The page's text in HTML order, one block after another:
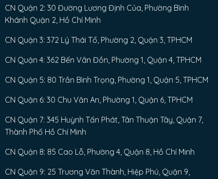
CN Quận 2: 30 Đường Lương Định Của, Phường Bình
Khánh Quận 2, Hồ Chí Minh
CN Quận 3: 372 Lý Thái Tổ, Phường 2, Quận 3, TPHCM
CN Quận 4: 362 Bến Vân Đồn, Phường 1, Quận 4, TPHCM
CN Quận 5: 80 Trần Bình Trọng, Phường 1, Quận 5, TPHCM
CN Quận 6: 30 Chu Văn An, Phường 1, Quận 6, TPHCM
CN Quận 7: 345 Huỳnh Tấn Phát, Tân Thuận Tây, Quận 7,
Thành Phố Hồ Chí Minh
CN Quận 8: 85 Cao Lỗ, Phường 4, Quận 8, Hồ Chí Minh
CN Quận 9: 25 Trương Văn Thành, Hiệp Phú, Quận 9,